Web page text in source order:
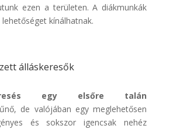
ezen a területen. A diákmunkák
kínálhatnak.
álláskeresők
egy elsőre talán
de valójában egy meglehetősen
és sokszor igencsak nehéz